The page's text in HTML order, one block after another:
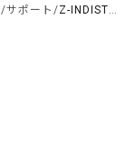
/サポート /Z-INDIST1U+